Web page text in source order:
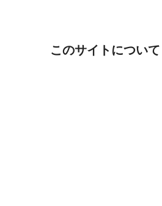
このサイトについて